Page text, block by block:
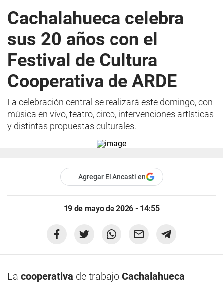
Cachalahueca celebra
sus 20 años con el
Festival de Cultura
Cooperativa de ARDE
La celebración central se realizará este domingo, con
música en vivo, teatro, circo, intervenciones artísticas
y distintas propuestas culturales.
Agregar El Ancasti en
19 de mayo de 2026 - 14:55
La cooperativa de trabajo Cachalahueca